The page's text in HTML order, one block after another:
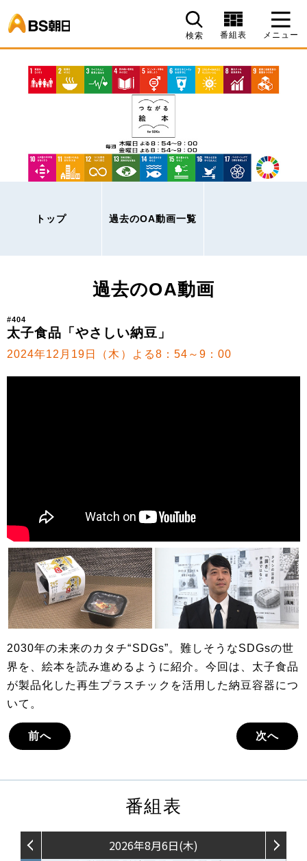
検索 番組表 メニュー
トップ 過去のOA動画一覧
過去のOA動画
#404
太子食品「やさしい納豆」
2024年12月19日（木）よる8：54～9：00
2030年の未来のカタチ“SDGs”。難しそうなSDGsの世
界を、絵本を読み進めるように紹介。今回は、太子食品
が製品化した再生プラスチックを活用した納豆容器につ
いて。
前へ 次へ
番組表